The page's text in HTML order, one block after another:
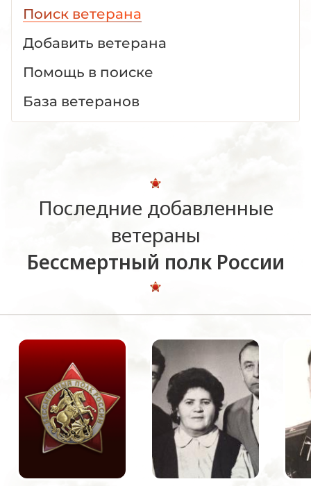
Поиск ветерана
Добавить ветерана
Помощь в поиске
База ветеранов
Последние добавленные
ветераны
Бессмертный полк России